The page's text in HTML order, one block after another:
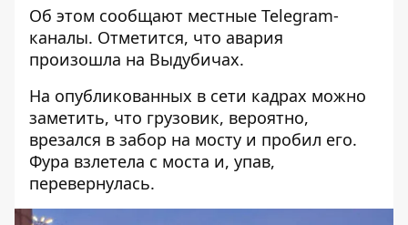
Об этом сообщают местные Telegram-
каналы. Отметится, что авария
произошла на Выдубичах.
На опубликованных в сети кадрах можно
заметить, что грузовик, вероятно,
врезался в забор на мосту и пробил его.
Фура взлетела с моста и, упав,
перевернулась.